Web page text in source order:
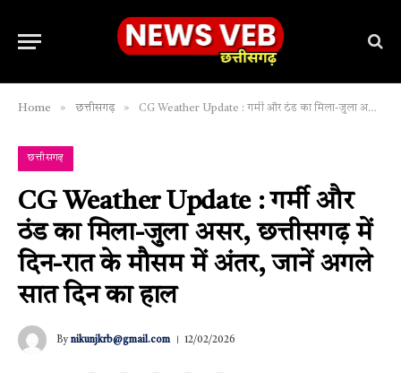
Home » छत्तीसगढ़ » CG Weather Update : गर्मी और ठंड का मिला-जुला असर, छत्तीसगढ़ में दिन-रात के मौसम में अंतर, जानें अगले सात दिन का हाल
छत्तीसगढ़
CG Weather Update : गर्मी और
ठंड का मिला-जुला असर, छत्तीसगढ़ में
दिन-रात के मौसम में अंतर, जानें अगले
सात दिन का हाल
By nikunjkrb@gmail.com 12/02/2026